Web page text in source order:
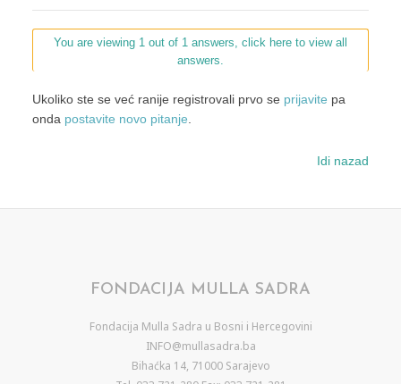
You are viewing 1 out of 1 answers, click here to view all
answers.
Ukoliko ste se već ranije registrovali prvo se prijavite pa
onda postavite novo pitanje.
Idi nazad
FONDACIJA MULLA SADRA
Fondacija Mulla Sadra u Bosni i Hercegovini
INFO@mullasadra.ba
Bihaćka 14, 71000 Sarajevo